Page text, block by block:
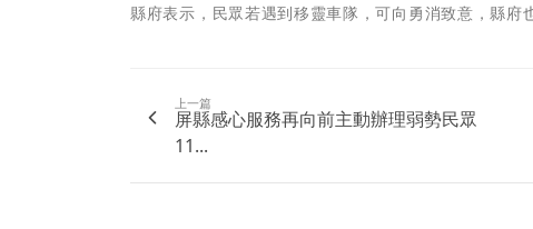
縣府表示，民眾若遇到移靈車隊，可向勇消致意，縣府
上一篇
屏縣感心服務再向前主動辦理弱勢民眾
11...